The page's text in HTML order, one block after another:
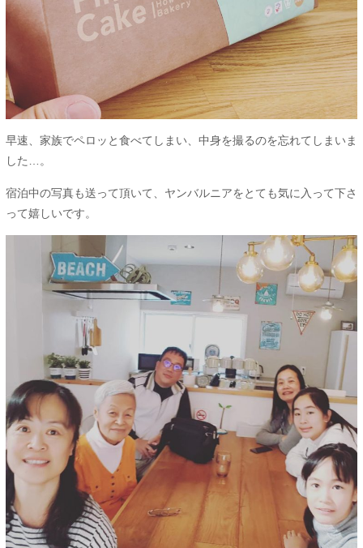
早速、家族でペロッと食べてしまい、中身を撮るのを忘れてしまいま
した…。
宿泊中の写真も送って頂いて、ヤンバルニアをとても気に入って下さ
って嬉しいです。